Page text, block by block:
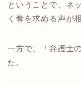
ということで、ネ
く奪を求める声が
一方で、「弁護士
た。